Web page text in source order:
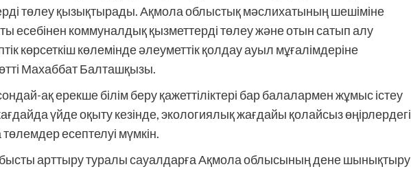
төлеу қызықтырады. Ақмола облыстық мәслихатының шешіміне
есебінен коммуналдық қызметтерді төлеу және отын сатып алу
көрсеткіш көлемінде әлеуметтік қолдау ауыл мұғалімдеріне
өтті Махаббат Балташқызы.
ақ ерекше білім беру қажеттіліктері бар балалармен жұмыс істеу
үйде оқыту кезінде, экологиялық жағдайы қолайсыз өңірлердегі
есептелуі мүмкін.
арттыру туралы сауалдарға Ақмола облысының дене шынықтыру